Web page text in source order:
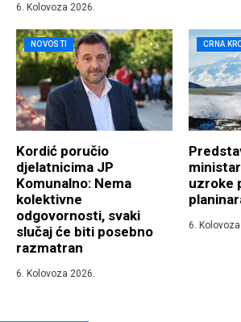
6. Kolovoza 2026.
NOVOSTI
Kordić poručio
djelatnicima JP
Komunalno: Nema
kolektivne
odgovornosti, svaki
slučaj će biti posebno
razmatran
6. Kolovoza 2026.
CRNA
uzroke
6.